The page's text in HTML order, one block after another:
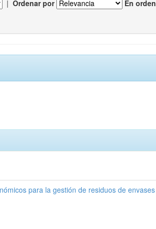
| Ordenar por En orden
para la gestión de residuos de envases